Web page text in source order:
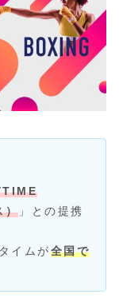
） 」との提携
イムが全国で